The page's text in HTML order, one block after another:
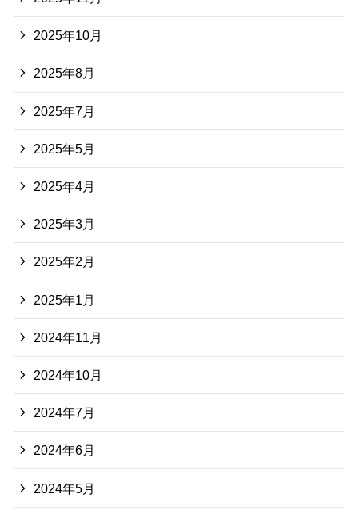
2025年10月
2025年8月
2025年7月
2025年5月
2025年4月
2025年3月
2025年2月
2025年1月
2024年11月
2024年10月
2024年7月
2024年6月
2024年5月